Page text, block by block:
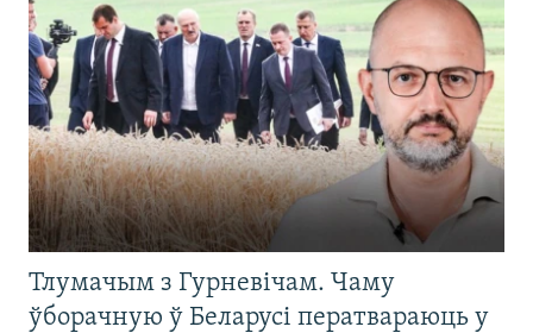
Тлумачым з Гурневічам. Чаму
ўборачную ў Беларусі ператвараюць у